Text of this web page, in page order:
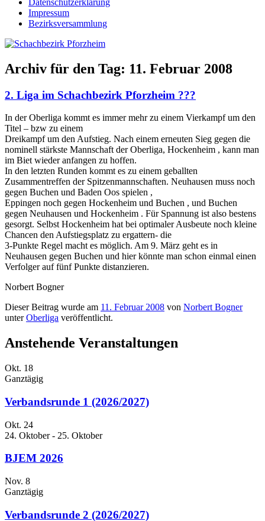
Impressum
Bezirksversammlung
Archiv für den Tag: 11. Februar 2008
2. Liga im Schachbezirk Pforzheim ???
In der Oberliga kommt es immer mehr zu einem Vierkampf um den
Titel – bzw zu einem
Dreikampf um den Aufstieg. Nach einem erneuten Sieg gegen die
nominell stärkste Mannschaft der Oberliga, Hockenheim , kann man
im Biet wieder anfangen zu hoffen.
In den letzten Runden kommt es zu einem geballten
Zusammentreffen der Spitzenmannschaften. Neuhausen muss noch
gegen Buchen und Baden Oos spielen ,
Eppingen noch gegen Hockenheim und Buchen , und Buchen
gegen Neuhausen und Hockenheim . Für Spannung ist also bestens
gesorgt. Selbst Hockenheim hat bei optimaler Ausbeute noch kleine
Chancen den Aufstiegsplatz zu ergattern- die
3-Punkte Regel macht es möglich. Am 9. März geht es in
Neuhausen gegen Buchen und hier könnte man schon einmal einen
Verfolger auf fünf Punkte distanzieren.
Norbert Bogner
Dieser Beitrag wurde am 11. Februar 2008 von Norbert Bogner
unterOberliga veröffentlicht.
Anstehende Veranstaltungen
Okt. 18
Ganztägig
Verbandsrunde 1 (2026/2027)
Okt. 24
24. Oktober- 25. Oktober
BJEM 2026
Nov. 8
Ganztägig
Verbandsrunde 2 (2026/2027)